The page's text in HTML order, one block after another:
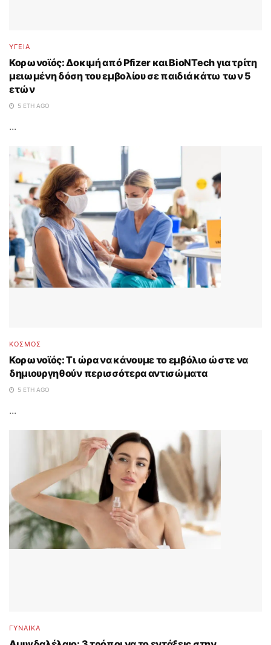
ΥΓΕΙΑ
Κορωνοϊός: Δοκιμή από Pfizer και BioNTech για τρίτη
μειωμένη δόση του εμβολίου σε παιδιά κάτω των 5
ετών
5 ΈΤΗ AGO
...
ΚΟΣΜΟΣ
Κορωνοϊός: Τι ώρα να κάνουμε το εμβόλιο ώστε να
δημιουργηθούν περισσότερα αντισώματα
5 ΈΤΗ AGO
...
ΓΥΝΑΙΚΑ